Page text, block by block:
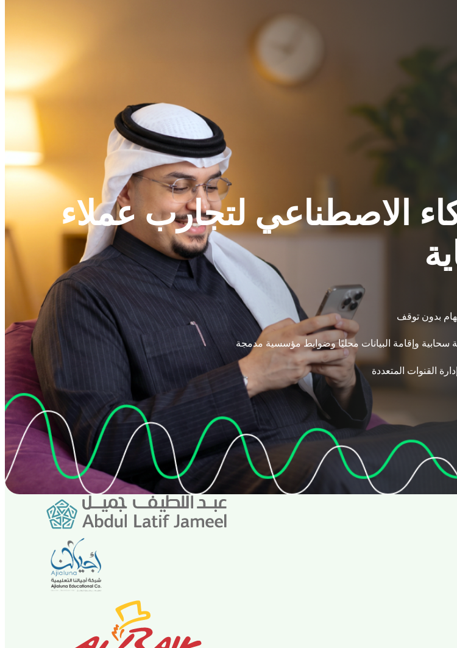
الاصطناعي لتجارب عملاء
بدون توقف
وإقامة البيانات محليًا وضوابط مؤسسية مدمجة
القنوات المتعددة